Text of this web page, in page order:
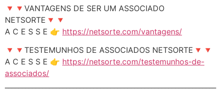
🔻🔻VANTAGENS DE SER UM ASSOCIADO
NETSORTE🔻🔻
A C E S S E 👉 https://netsorte.com/vantagens/
🔻🔻TESTEMUNHOS DE ASSOCIADOS NETSORTE🔻🔻
A C E S S E 👉 https://netsorte.com/testemunhos-de-
associados/